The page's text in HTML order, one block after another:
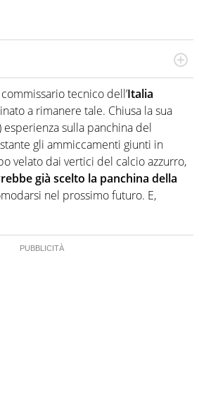
redattore, divulgatore. E' una
del sito: racconta in immagini un
pochi altri
tecnico dell’Italia
a rimanere tale. Chiusa la sua
sulla panchina del
gli ammiccamenti giunti in
velato dai vertici del calcio azzurro,
già scelto la panchina della
nel prossimo futuro. E,